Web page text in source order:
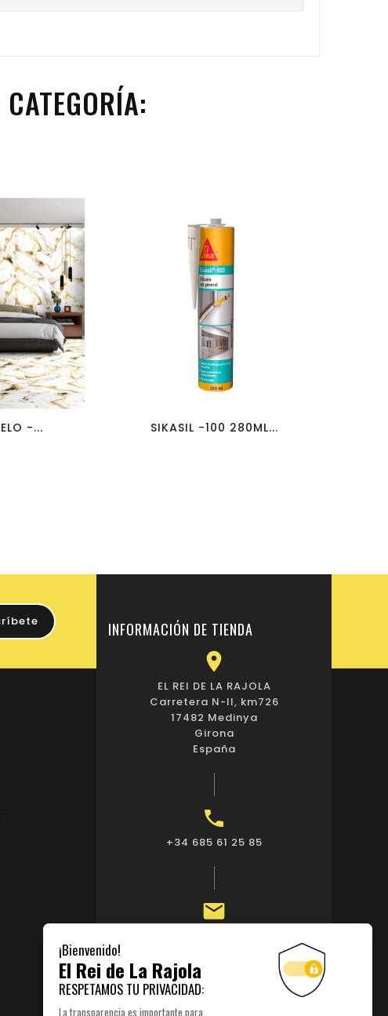
-...
favorite_border visibility
SIKASIL -100 280ML...
INFORMACIÓN DE TIENDA

EL REI DE LA RAJOLA
Carretera N-II, km726
17482 Medinya
Girona
España

+34 685 61 25 85
